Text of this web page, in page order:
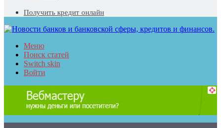
Получить кредит онлайн
Меню
Поиск статей
Switch skin
Войти